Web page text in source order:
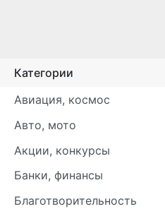
Категории
Авиация, космос
Авто, мото
Акции, конкурсы
Банки, финансы
Благотворительность